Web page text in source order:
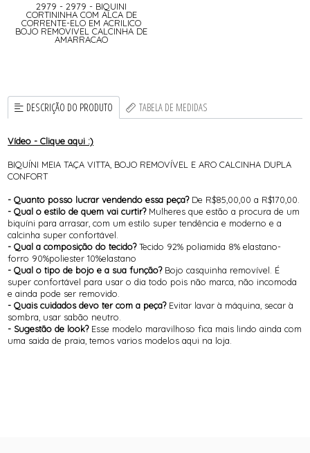
2979 - 2979 - BIQUINI
CORTININHA COM ALCA DE
CORRENTE-ELO EM ACRILICO
BOJO REMOVIVEL CALCINHA DE
AMARRACAO
DESCRIÇÃO DO PRODUTO TABELA DE MEDIDAS
Vídeo - Clique aqui :)
BIQUÍNI MEIA TAÇA VITTA, BOJO REMOVÍVEL E ARO CALCINHA DUPLA
CONFORT
- Quanto posso lucrar vendendo essa peça? De R$85,00,00 a R$170,00.
- Qual o estilo de quem vai curtir? Mulheres que estão a procura de um
biquíni para arrasar, com um estilo super tendência e moderno e a
calcinha super confortável.
- Qual a composição do tecido?Tecido 92% poliamida 8% elastano-
forro 90%poliester 10%elastano
- Qual o tipo de bojo e a sua função? Bojo casquinha removível. É
super confortável para usar o dia todo pois não marca, não incomoda
e ainda pode ser removido.
- Quais cuidados devo ter com a peça? Evitar lavar à máquina, secar à
sombra, usar sabão neutro.
- Sugestão de look? Esse modelo maravilhoso fica mais lindo ainda com
uma saida de praia, temos varios modelos aqui na loja.